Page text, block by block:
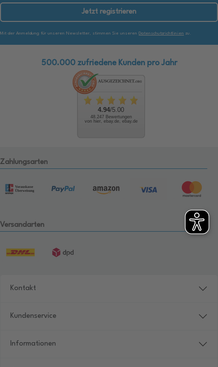
Jetzt registrieren
Mit der Anmeldung für unseren Newsletter, stimmen Sie unseren Datenschutzrichtlinien zu.
500.000 zufriedene Kunden pro Jahr
4.94/5.00
48.247 Bewertungen
von hier, ebay.de, ebay.de
Zahlungsarten
Versandarten
Kontakt
Kundenservice
Informationen